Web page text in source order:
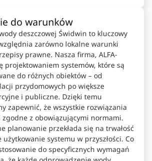
do warunków
deszczowej Świdwin to kluczowy
zarówno lokalne warunki
prawne. Nasza firma, ALFA-
projektowaniem systemów, które są
do różnych obiektów – od
przydomowych po większe
i publiczne. Dzięki temu
zapewnić, że wszystkie rozwiązania
z obowiązującymi normami.
planowanie przekłada się na trwałość
systemu w przyszłości. Co
do specyficznych wymagań